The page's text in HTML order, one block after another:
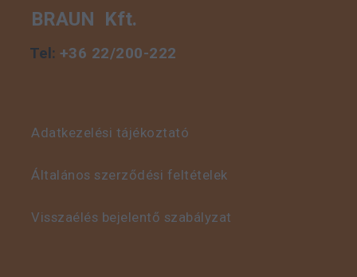
BRAUN Kft.
Tel: +36 22/200-222
Adatkezelési tájékoztató
Általános szerződési feltételek
Visszaélés bejelentő szabályzat